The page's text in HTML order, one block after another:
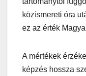
közismereti óra
ez az érték
A mértékek
képzés hossza